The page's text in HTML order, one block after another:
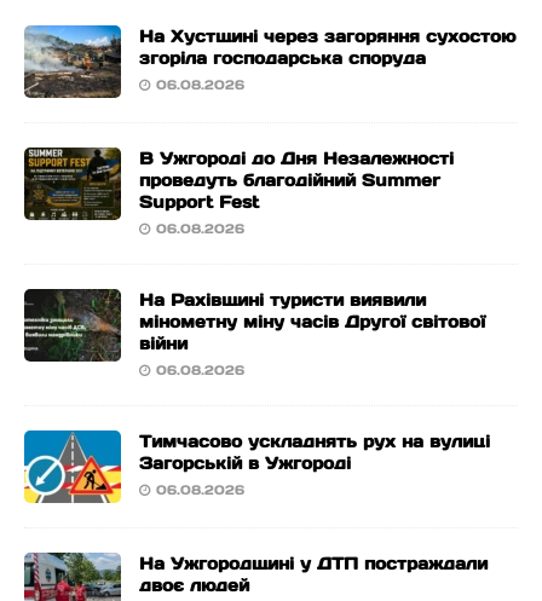
На Хустщині через загоряння сухостою
згоріла господарська споруда
06.08.2026
В Ужгороді до Дня Незалежності
проведуть благодійний Summer
Support Fest
06.08.2026
На Рахівщині туристи виявили
мінометну міну часів Другої світової
війни
06.08.2026
Тимчасово ускладнять рух на вулиці
Загорській в Ужгороді
06.08.2026
На Ужгородщині у ДТП постраждали
двоє людей